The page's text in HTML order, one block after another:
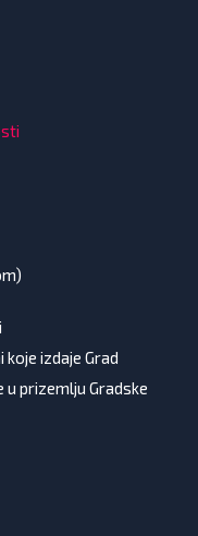
izdaje Grad
u prizemlju Gradske